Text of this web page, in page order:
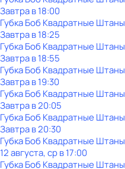
Завтра в 18:00
Губка Боб Квадратные Штаны
Завтра в 18:25
Губка Боб Квадратные Штаны
Завтра в 18:55
Губка Боб Квадратные Штаны
Завтра в 19:30
Губка Боб Квадратные Штаны
Завтра в 20:05
Губка Боб Квадратные Штаны
Завтра в 20:30
Губка Боб Квадратные Штаны
12 августа, ср в 17:00
Губка Боб Квадратные Штаны